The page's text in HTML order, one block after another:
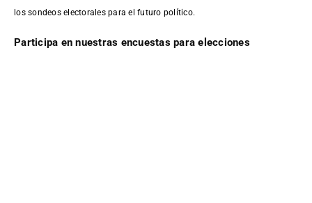
los sondeos electorales para el futuro político.
Participa en nuestras encuestas para elecciones